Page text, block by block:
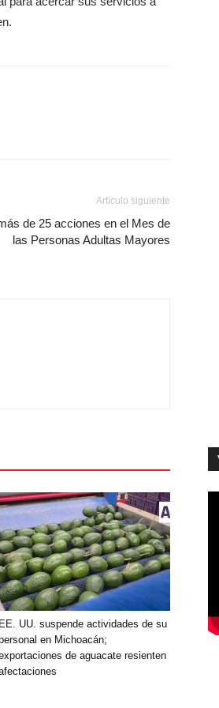
Artículo siguiente
de 25 acciones en el Mes de
las Personas Adultas Mayores
EE. UU. suspende actividades de su
en Michoacán;
de aguacate resienten